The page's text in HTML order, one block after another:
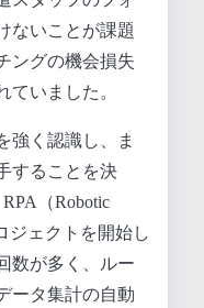
ないことが課題
ングの機会損失
ていました。
強く認識し、ま
することを決
（Robotic
ジェクトを開始し
数が多く、ルー
ータ集計の自動